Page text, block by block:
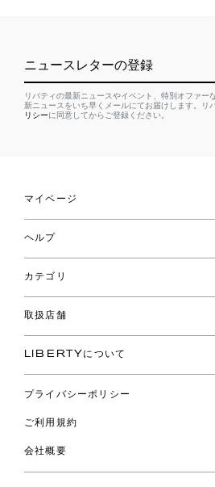
ニュースレターの登録
リバティの最新ニュースやイベント、特別オファー
新ニュースをいち早くメールにてお届けします。リ
リシーに同意してからご登録ください。
マイページ
ロイヤリティプログラム
パスワード再設定
ショッピングバッグ
ヘルプ
お問い合わせ
よくあるご質問
ご利用ガイド
カテゴリ
コレクション
ファブリックス
バッグ
ウェア
ライフスタイル
スペシャル
取扱店舗
リバティ・ファブリックス
LIBERTYについて
プライバシーポリシー
ご利用規約
会社概要